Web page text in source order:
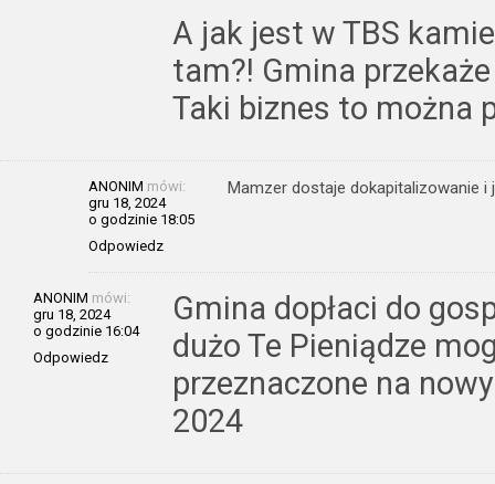
A jak jest w TBS
tam?! Gmina
Taki biznes to można
ANONIM mówi:
gru 18, 2024
o godzinie 18:05
Odpowiedz
Mamzer dostaje dokapitalizowanie i
ANONIM mówi:
gru 18, 2024
o godzinie 16:04
Odpowiedz
Gmina dopłaci do
dużo Te Pieniądze
przeznaczone na
2024